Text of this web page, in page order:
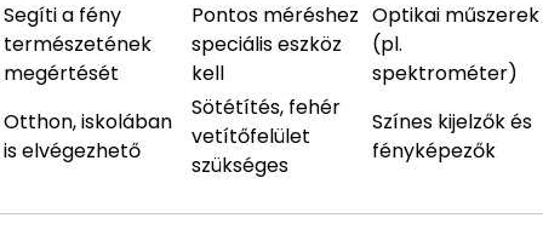
Segíti a fény
természetének
megértését
Pontos méréshez
speciális eszköz
kell
Optikai műszerek
(pl.
spektrométer)
Otthon, iskolában
is elvégezhető
Sötétítés, fehér
vetítőfelület
szükséges
Színes kijelzők és
fényképezők